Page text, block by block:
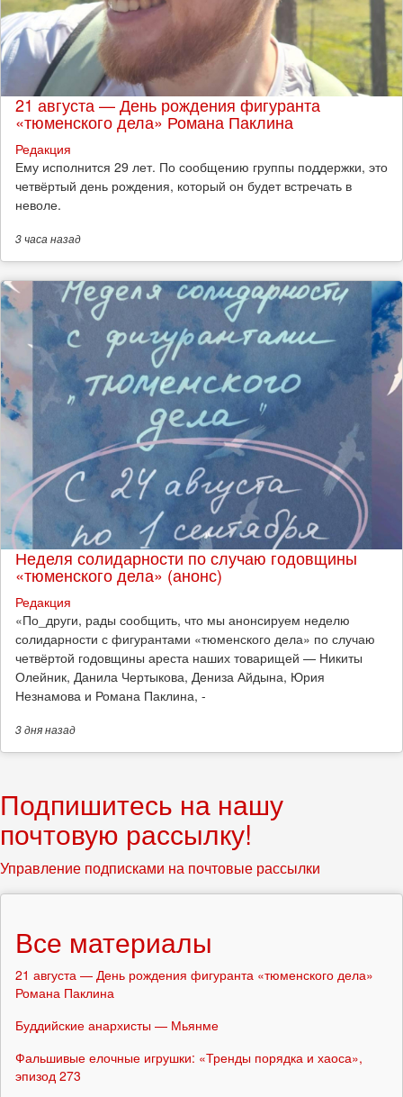
21 августа — День рождения фигуранта
«тюменского дела» Романа Паклина
Редакция
Ему исполнится 29 лет. По сообщению группы поддержки, это
четвёртый день рождения, который он будет встречать в
неволе.
3 часаназад
Неделя солидарности по случаю годовщины
«тюменского дела» (анонс)
Редакция
​«По_други, рады сообщить, что мы анонсируем неделю
солидарности с фигурантами «тюменского дела» по случаю
четвёртой годовщины ареста наших товарищей — Никиты
Олейник, Данила Чертыкова, Дениза Айдына, Юрия
Незнамова и Романа Паклина, -
3 дняназад
Подпишитесь на нашу
почтовую рассылку!
Управление подписками на почтовые рассылки
Все материалы
21 августа — День рождения фигуранта «тюменского дела»
Романа Паклина
Буддийские анархисты — Мьянме
Фальшивые елочные игрушки: «Тренды порядка и хаоса»,
эпизод 273